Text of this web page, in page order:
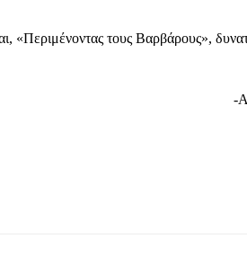
«Περιμένοντας τους Βαρβάρους»,
-